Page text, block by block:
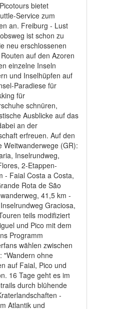
bietet
Service zum
an. Freiburg - Lust
ist schon zu
neu erschlossenen
auf den Azoren
einzelne Inseln
und Inselhüpfen auf
Paradiese für
für
schnüren,
Ausblicke auf das
an der
erfreuen. Auf den
Weitwanderwege (GR):
Inselrundweg,
2-Etappen-
- Faial Costa a Costa,
Rota de São
41,5 km -
Graciosa,
teils modifiziert
und Pico mit dem
Programm
wählen zwischen
"Wandern ohne
auf Faial, Pico und
16 Tage geht es im
durch blühende
-
Atlantik und